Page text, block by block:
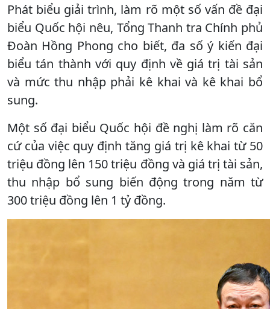
Phát biểu giải trình, làm rõ một số vấn đề đại
biểu Quốc hội nêu, Tổng Thanh tra Chính phủ
Đoàn Hồng Phong cho biết, đa số ý kiến đại
biểu tán thành với quy định về giá trị tài sản
và mức thu nhập phải kê khai và kê khai bổ
sung.
Một số đại biểu Quốc hội đề nghị làm rõ căn
cứ của việc quy định tăng giá trị kê khai từ 50
triệu đồng lên 150 triệu đồng và giá trị tài sản,
thu nhập bổ sung biến động trong năm từ
300 triệu đồng lên 1 tỷ đồng.